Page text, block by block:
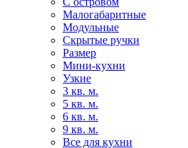
Малогабаритные
Модульные
Скрытые ручки
Размер
Мини-кухни
Узкие
3 кв. м.
5 кв. м.
6 кв. м.
9 кв. м.
Все для кухни